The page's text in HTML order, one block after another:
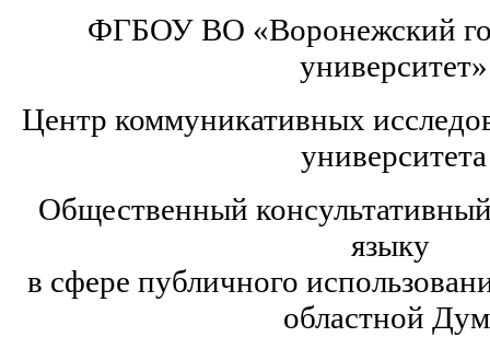
ФГБОУ ВО «Воронежский
университет»
Центр коммуникативных
университета
Общественный
языку
в сфере публичного
областной